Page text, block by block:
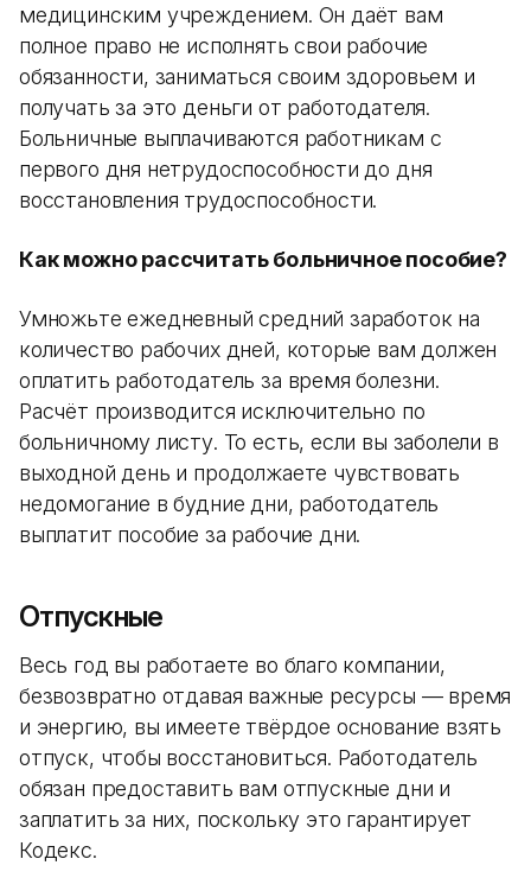
медицинским учреждением. Он даёт вам
полное право не исполнять свои рабочие
обязанности, заниматься своим здоровьем и
получать за это деньги от работодателя.
Больничные выплачиваются работникам с
первого дня нетрудоспособности до дня
восстановления трудоспособности.
Как можно рассчитать больничное пособие?
Умножьте ежедневный средний заработок на
количество рабочих дней, которые вам должен
оплатить работодатель за время болезни.
Расчёт производится исключительно по
больничному листу. То есть, если вы заболели в
выходной день и продолжаете чувствовать
недомогание в будние дни, работодатель
выплатит пособие за рабочие дни.
Отпускные
Весь год вы работаете во благо компании,
безвозвратно отдавая важные ресурсы — время
и энергию, вы имеете твёрдое основание взять
отпуск, чтобы восстановиться. Работодатель
обязан предоставить вам отпускные дни и
заплатить за них, поскольку это гарантирует
Кодекс.